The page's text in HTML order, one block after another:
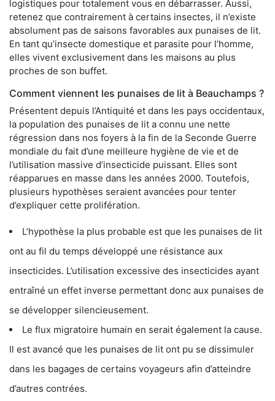
logistiques pour totalement vous en débarrasser. Aussi,
retenez que contrairement à certains insectes, il n’existe
absolument pas de saisons favorables aux punaises de lit.
En tant qu’insecte domestique et parasite pour l’homme,
elles vivent exclusivement dans les maisons au plus
proches de son buffet.
Comment viennent les punaises de lit à Beauchamps ?
Présentent depuis l’Antiquité et dans les pays occidentaux,
la population des punaises de lit a connu une nette
régression dans nos foyers à la fin de la Seconde Guerre
mondiale du fait d’une meilleure hygiène de vie et de
l’utilisation massive d’insecticide puissant. Elles sont
réapparues en masse dans les années 2000. Toutefois,
plusieurs hypothèses seraient avancées pour tenter
d’expliquer cette prolifération.
L’hypothèse la plus probable est que les punaises de lit
ont au fil du temps développé une résistance aux
insecticides. L’utilisation excessive des insecticides ayant
entraîné un effet inverse permettant donc aux punaises de
se développer silencieusement.
Le flux migratoire humain en serait également la cause.
Il est avancé que les punaises de lit ont pu se dissimuler
dans les bagages de certains voyageurs afin d’atteindre
d’autres contrées.